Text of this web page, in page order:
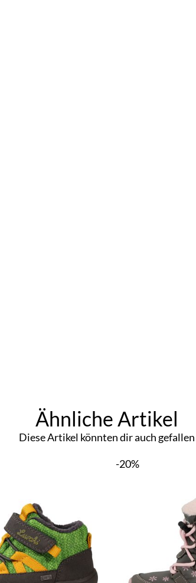
Ähnliche Artikel
Diese Artikel könnten dir auch gefallen
-20%